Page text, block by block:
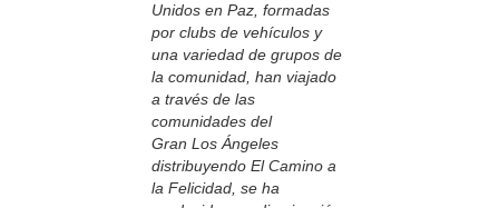
Unidos en Paz, formadas
por clubs de vehículos y
una variedad de grupos de
la comunidad, han viajado
a través de las
comunidades del
Gran Los Ángeles
distribuyendo El Camino a
la Felicidad, se ha